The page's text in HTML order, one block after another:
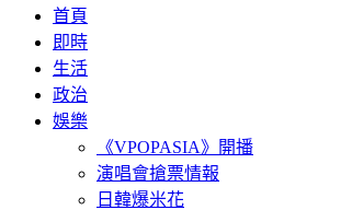
首頁
即時
生活
政治
娛樂
《VPOPASIA》開播
演唱會搶票情報
日韓爆米花